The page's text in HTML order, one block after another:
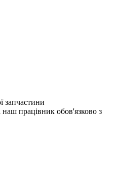
запчастини
наш працівник обов'язково з